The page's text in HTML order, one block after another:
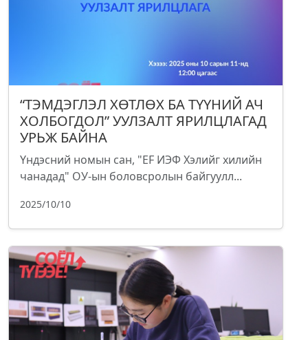
“ТЭМДЭГЛЭЛ ХӨТЛӨХ БА ТҮҮНИЙ АЧ
ХОЛБОГДОЛ” УУЛЗАЛТ ЯРИЛЦЛАГАД
УРЬЖ БАЙНА
Үндэсний номын сан, "EF ИЭФ Хэлийг хилийн
чанадад" ОУ-ын боловсролын байгуулл...
2025/10/10